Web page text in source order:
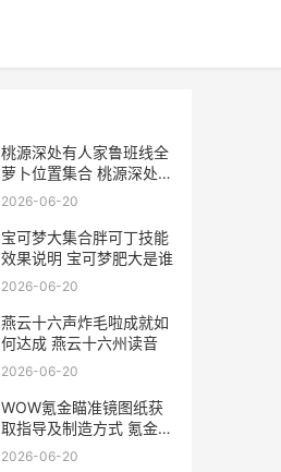
桃源深处有人家鲁班线全
萝卜位置集合 桃源深处有
人家南有乔木攻略
2026-06-20
宝可梦大集合胖可丁技能
效果说明 宝可梦肥大是谁
2026-06-20
燕云十六声炸毛啦成就如
何达成 燕云十六州读音
2026-06-20
WOW氪金瞄准镜图纸获
取指导及制造方式 氪金瞄
准镜图纸哪里掉
2026-06-20